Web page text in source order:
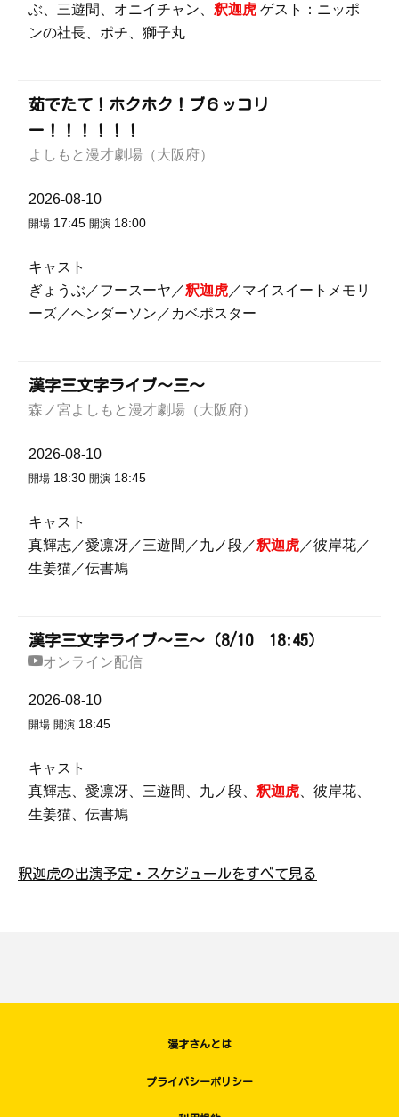
ぶ、三遊間、オニイチャン、 釈迦虎 ゲスト：ニッポ
ンの社長、ポチ、獅子丸
茹でたて！ホクホク！ブ６ッコリ
ー！！！！！！
よしもと漫才劇場（大阪府）
2026-08-10
開場 17:45 開演 18:00
キャスト
ぎょうぶ／フースーヤ／釈迦虎 ／マイスイートメモリ
ーズ／ヘンダーソン／カベポスター
漢字三文字ライブ～三～
森ノ宮よしもと漫才劇場（大阪府）
2026-08-10
開場 18:30 開演 18:45
キャスト
真輝志／愛凛冴／三遊間／九ノ段／釈迦虎 ／彼岸花／
生姜猫／伝書鳩
漢字三文字ライブ～三～（8/10 18:45）
オンライン配信
2026-08-10
開場 開演 18:45
キャスト
真輝志、愛凛冴、三遊間、九ノ段、 釈迦虎 、彼岸花、
生姜猫、伝書鳩
釈迦虎の出演予定・スケジュールをすべて見る
漫才さんとは
プライバシーポリシー